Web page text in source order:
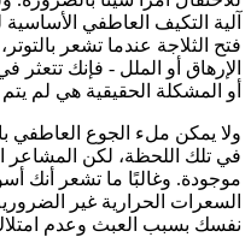
آلية التكيف العاطفي
فتح الثلاجة عندما تشعر
الإرهاق أو الملل - فإنك
أو المشكلة الحقيقية هي لم يتم
ولا يمكن ملء الجوع العاطفي
في تلك اللحظة، لكن المشاعر
موجودة. وغالبًا ما تشعر أنك
السعرات الحرارية غير
نفسك بسبب العبث وعدم امتلاك